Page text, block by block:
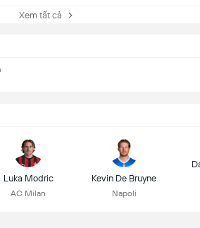
Xem tất cả
Luka Modric
AC Milan
Kevin De Bruyne
Napoli